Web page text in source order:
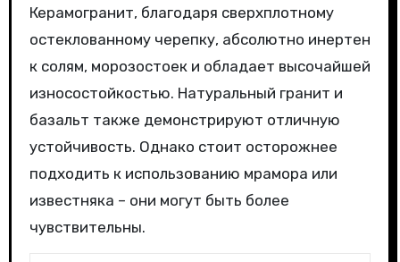
Керамогранит, благодаря сверхплотному
остеклованному черепку, абсолютно инертен
к солям, морозостоек и обладает высочайшей
износостойкостью. Натуральный гранит и
базальт также демонстрируют отличную
устойчивость. Однако стоит осторожнее
подходить к использованию мрамора или
известняка – они могут быть более
чувствительны.